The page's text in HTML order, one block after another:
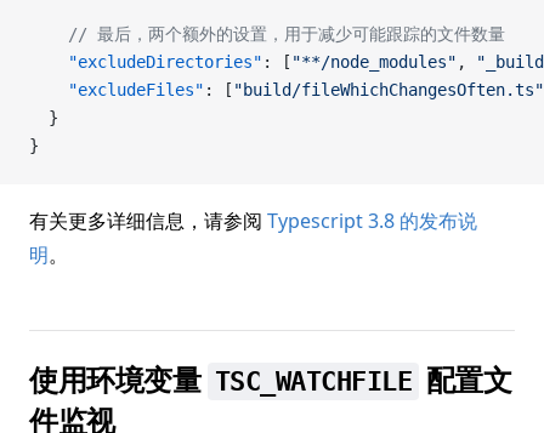
    // 最后，两个额外的设置，用于减少可能跟踪的文件数量
    "excludeDirectories"
: [ "**/node_modules" ,
    "excludeFiles"
: [ "build/fileWhichChangesOften.ts"
  }
}
有关更多详细信息，请参阅 Typescript 3.8 的发布说
明。
使用环境变量 TSC_WATCHFILE 配置文
件监视